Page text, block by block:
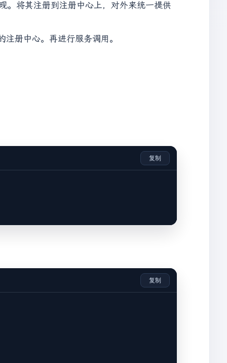
。将其注册到注册中心上，对外来统一提供
册中心。再进行服务调用。
复制
复制